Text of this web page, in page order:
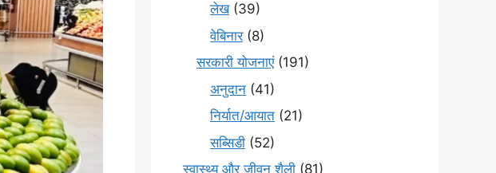
लेख(39)
वेबिनार(8)
सरकारी योजनाएं(191)
अनुदान (41)
निर्यात/आयात (21)
सब्सिडी (52)
स्वास्थ्य और जीवन शैली (81)